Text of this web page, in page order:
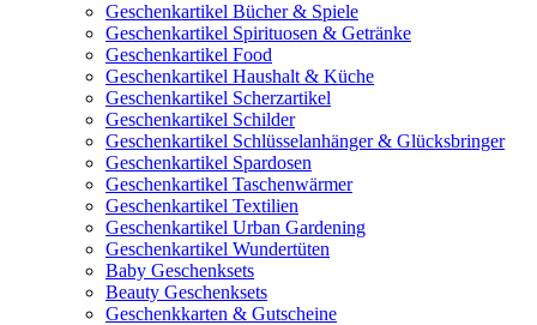
Geschenkartikel Bücher & Spiele
Geschenkartikel Spirituosen & Getränke
Geschenkartikel Food
Geschenkartikel Haushalt & Küche
Geschenkartikel Scherzartikel
Geschenkartikel Schilder
Geschenkartikel Schlüsselanhänger & Glücksbringer
Geschenkartikel Spardosen
Geschenkartikel Taschenwärmer
Geschenkartikel Textilien
Geschenkartikel Urban Gardening
Geschenkartikel Wundertüten
Baby Geschenksets
Beauty Geschenksets
Geschenkkarten & Gutscheine